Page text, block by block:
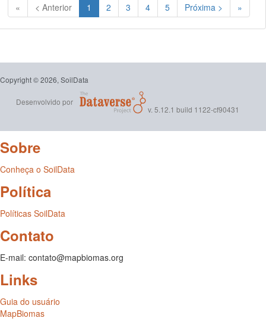
« < Anterior 1 (Atual)
2 3 4 5 Próxima > »
Copyright © 2026, SoilData
Desenvolvido por
v. 5.12.1 build 1122-cf90431
Sobre
Conheça o SoilData
Política
Políticas SoilData
Contato
E-mail: contato@mapbiomas.org
Links
Guia do usuário
MapBiomas